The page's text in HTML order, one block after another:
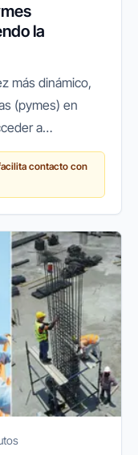
la
más dinámico,
(pymes) en
a
innovar o
contacto con